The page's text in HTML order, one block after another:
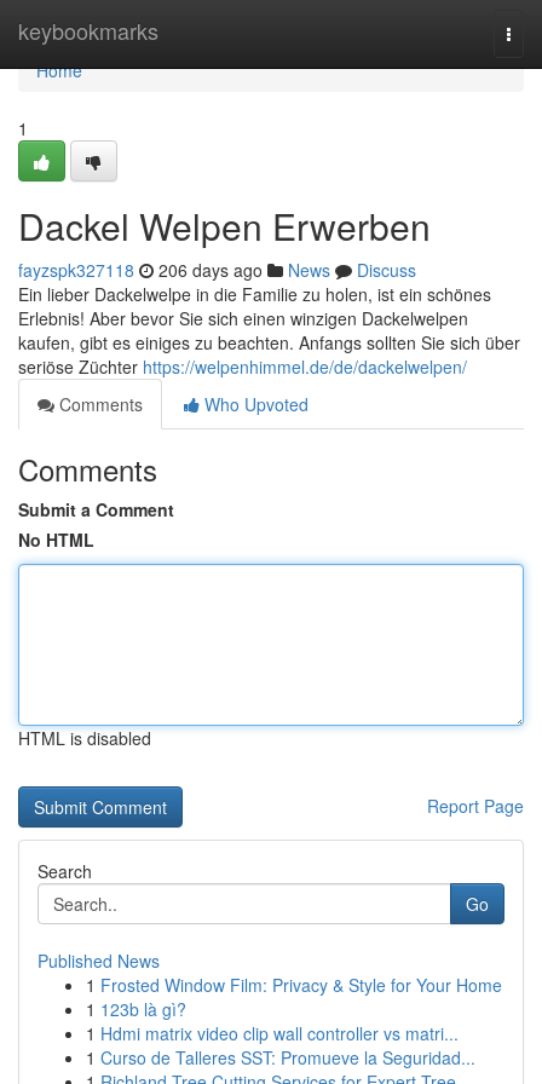
keybookmarks
Home
Home
1
Dackel Welpen Erwerben
fayzspk327118 206 days ago News
Discuss
Ein lieber Dackelwelpe in die Familie zu holen, ist ein schönes
Erlebnis! Aber bevor Sie sich einen winzigen Dackelwelpen
kaufen, gibt es einiges zu beachten. Anfangs sollten Sie sich über
seriöse Züchter https://welpenhimmel.de/de/dackelwelpen/
Comments
Who Upvoted
Comments
Submit a Comment
No HTML
HTML is disabled
Report Page
Search
Go
Published News
1 Frosted Window Film: Privacy & Style for Your Home
1 123b là gì?
1 Hdmi matrix video clip wall controller vs matri...
1 Curso de Talleres SST: Promueve la Seguridad...